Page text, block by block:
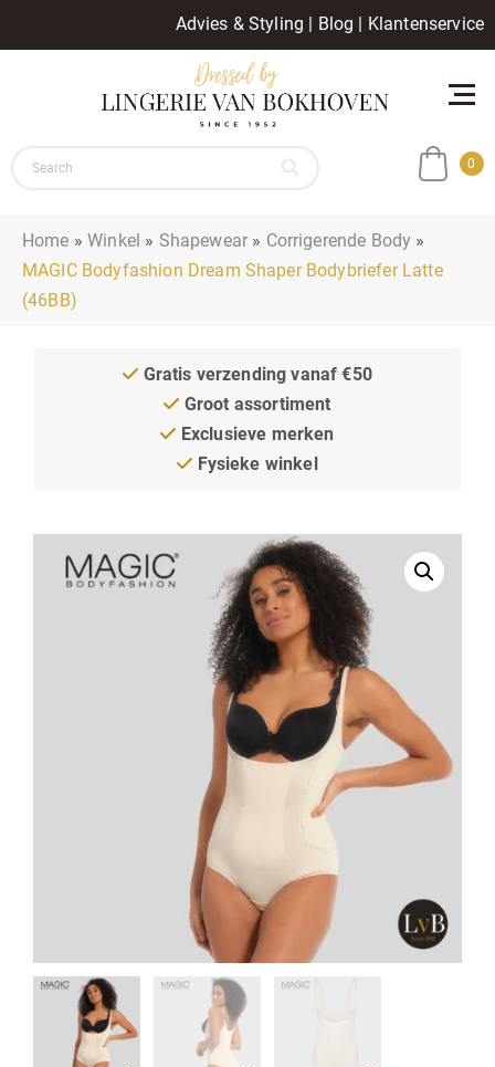
Advies & Styling | Blog | Klantenservice
0
Home »Winkel » Shapewear » Corrigerende Body »
MAGIC Bodyfashion Dream Shaper Bodybriefer Latte
(46BB)
Gratis verzending vanaf €50
Groot assortiment
Exclusieve merken
Fysieke winkel